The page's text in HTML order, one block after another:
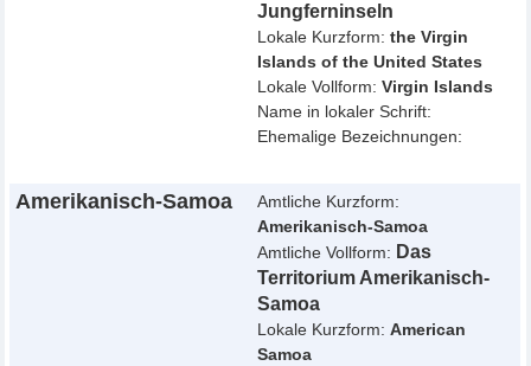
Jungferninseln
Lokale Kurzform:the Virgin
Islands of the United States
Lokale Vollform:Virgin Islands
Name in lokaler Schrift:
Ehemalige Bezeichnungen:
Amerikanisch-Samoa
Amtliche Kurzform:
Amerikanisch-Samoa
Amtliche Vollform: Das
Territorium Amerikanisch-
Samoa
Lokale Kurzform:American
Samoa